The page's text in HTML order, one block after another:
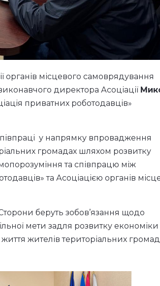
органів місцевого самоврядування
директора Асоціації
приватних роботодавців»
у напрямку впровадження
громадах шляхом розвитку
та співпрацю між
та Асоціацією органів
беруть зобов’язання щодо
мети задля розвитку економіки
жителів територіальних